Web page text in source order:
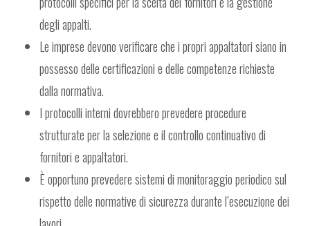
degli appalti.
Le imprese devono verificare che i propri appaltatori siano in
possesso delle certificazioni e delle competenze richieste
dalla normativa.
I protocolli interni dovrebbero prevedere procedure
strutturate per la selezione e il controllo continuativo di
fornitori e appaltatori.
È opportuno prevedere sistemi di monitoraggio periodico sul
rispetto delle normative di sicurezza durante l’esecuzione dei